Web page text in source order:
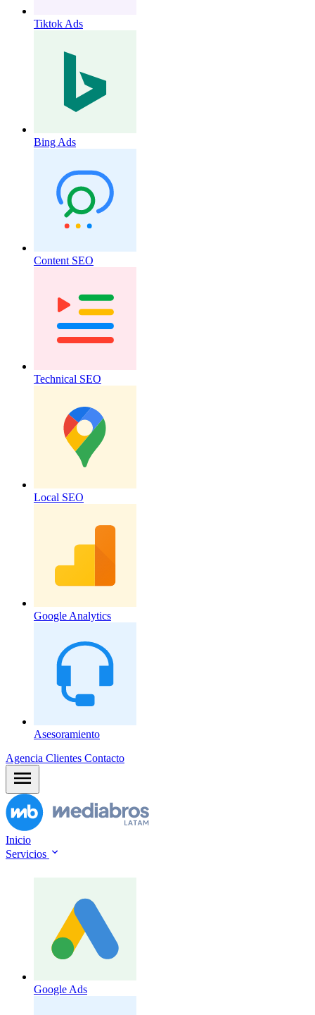
Tiktok Ads
Bing Ads
Content SEO
Technical SEO
Local SEO
Google Analytics
Asesoramiento
Agencia Clientes Contacto
Inicio
Servicios
Google Ads